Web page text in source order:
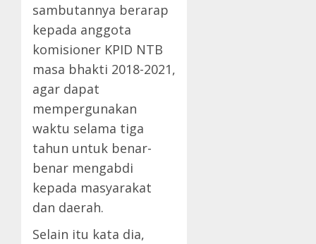
sambutannya berarap
kepada anggota
komisioner KPID NTB
masa bhakti 2018-2021,
agar dapat
mempergunakan
waktu selama tiga
tahun untuk benar-
benar mengabdi
kepada masyarakat
dan daerah.
Selain itu kata dia,